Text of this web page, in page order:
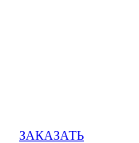
ЗАКАЗАТЬ